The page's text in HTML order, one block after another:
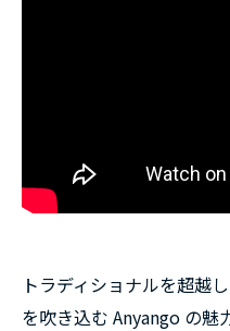
トラディショナルを超越
を吹き込む Anyango の魅